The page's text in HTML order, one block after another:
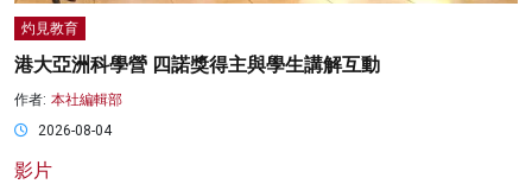
灼見教育
港大亞洲科學營 四諾獎得主與學生講解互動
作者: 本社編輯部
2026-08-04
影片